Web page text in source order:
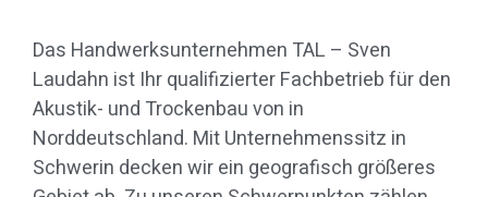
Das Handwerksunternehmen TAL – Sven
Laudahn ist Ihr qualifizierter Fachbetrieb für den
Akustik- und Trockenbau von in
Norddeutschland. Mit Unternehmenssitz in
Schwerin decken wir ein geografisch größeres